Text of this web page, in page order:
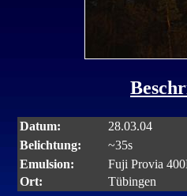
Datum:
28.03.04
Belichtung:
~35s
Emulsion:
Fuji Provia
Ort:
Tübingen